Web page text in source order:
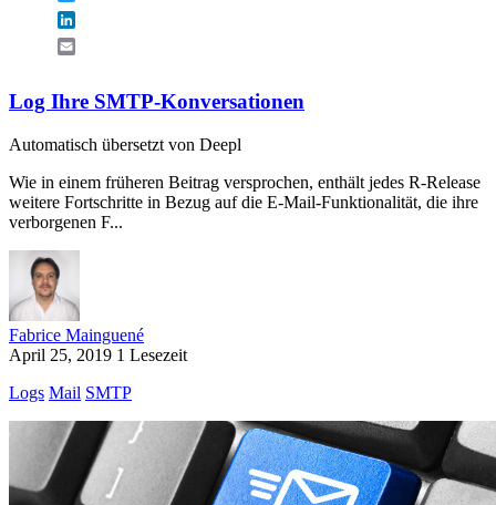
Log Ihre SMTP-Konversationen
Automatisch übersetzt von Deepl
Wie in einem früheren Beitrag versprochen, enthält jedes R-Release
weitere Fortschritte in Bezug auf die E-Mail-Funktionalität, die ihre
verborgenen F...
Fabrice Mainguené
April 25, 2019 1 Lesezeit
Logs Mail SMTP